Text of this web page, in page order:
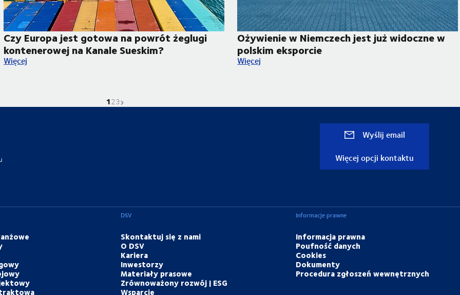
niż myślisz
Czy Europa jest gotowa na powrót żeglugi
kontenerowej na Kanale Sueskim?
Czy Europa jest gotowa na powrót żeglugi kontenerowej na Kanale Sueskim?
Więcej
Ożywienie w Niemczech jest już widoczne w
polskim eksporcie
Ożywienie w Niemczech jest już widoczne w polskim
Więcej
Obecna strona
1Idź do stronyh
2Idź do stronyh
3Następna strona
Wyślij email
Więcej opcji kontaktu
DSV
Skontaktuj się z nami
O DSV
Kariera
Inwestorzy
Materiały prasowe
Zrównoważony rozwój | ESG
Wsparcie
Informacje prawne
Informacja prawna
Poufność danych
Cookies
Dokumenty
Procedura zgłoszeń wewnętrznych